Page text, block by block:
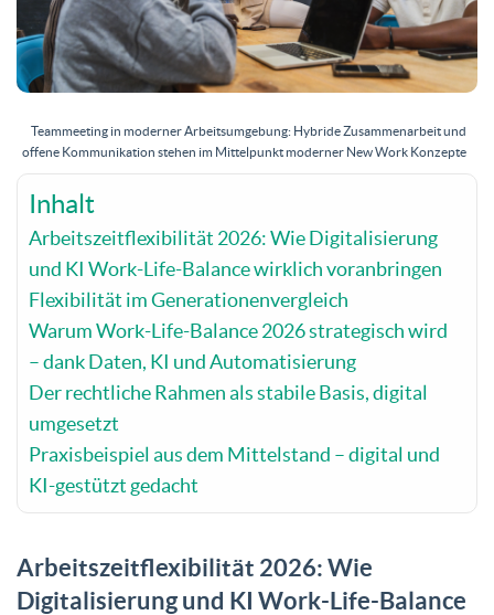
Teammeeting in moderner Arbeitsumgebung: Hybride Zusammenarbeit und
offene Kommunikation stehen im Mittelpunkt moderner New Work Konzepte
Inhalt
Arbeitszeitflexibilität 2026: Wie Digitalisierung
und KI Work-Life-Balance wirklich voranbringen
Flexibilität im Generationenvergleich
Warum Work-Life-Balance 2026 strategisch wird
– dank Daten, KI und Automatisierung
Der rechtliche Rahmen als stabile Basis, digital
umgesetzt
Praxisbeispiel aus dem Mittelstand – digital und
KI-gestützt gedacht
Arbeitszeitflexibilität 2026: Wie
Digitalisierung und KI Work-Life-Balance